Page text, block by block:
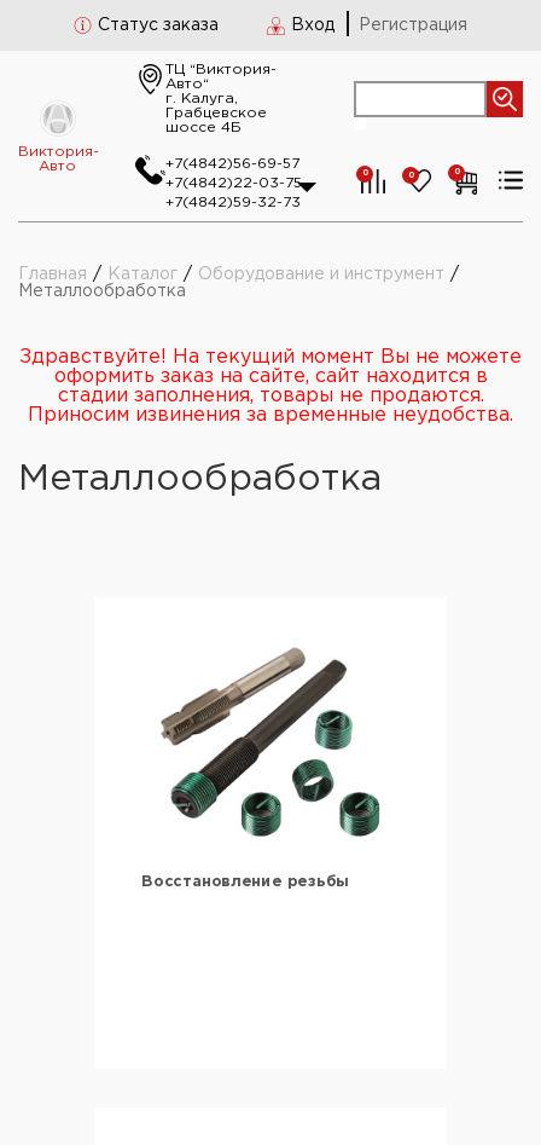
Статус заказа Вход Регистрация
Виктория-
Авто
ТЦ “Виктория-
Авто“
г. Калуга,
Грабцевское
шоссе 4Б
+7(4842)56-69-57
+7(4842)22-03-75
+7(4842)59-32-73
0 0 0
Главная / Каталог / Оборудование и инструмент /
Металлообработка
Здравствуйте! На текущий момент Вы не можете
оформить заказ на сайте, сайт находится в
стадии заполнения, товары не продаются.
Приносим извинения за временные неудобства.
Металлообработка
Восстановление резьбы